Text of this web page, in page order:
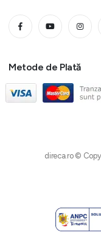
Metode de Plată
direca.ro ©